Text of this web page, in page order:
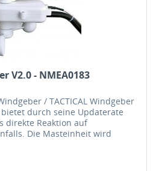
V2.0 - NMEA0183
/ TACTICAL Windgeber
durch seine Updaterate
direkte Reaktion auf
Die Masteinheit wird